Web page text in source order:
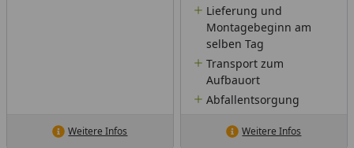
Weitere Infos
Lieferung und
Montagebeginn am
selben Tag
Transport zum
Aufbauort
Abfallentsorgung
Weitere Infos